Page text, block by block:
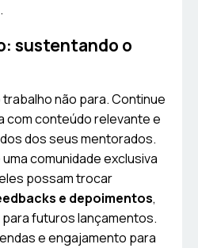
sustentando o
não para. Continue
com conteúdo relevante e
dos seus mentorados.
comunidade exclusiva
possam trocar
e depoimentos,
futuros lançamentos.
e engajamento para